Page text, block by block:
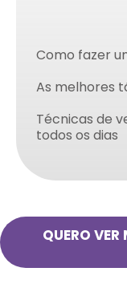
Como fazer
As melhores
Técnicas de
todos os dias
QUERO